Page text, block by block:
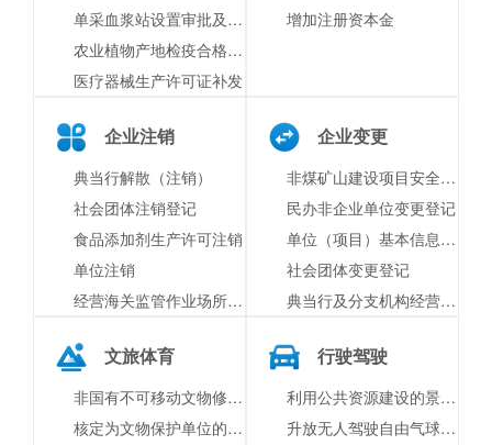
单采血浆站设置审批及许可证核发（注册）
农业植物产地检疫合格证签发
医疗器械生产许可证补发
增加注册资本金
企业注销
典当行解散（注销）
社会团体注销登记
食品添加剂生产许可注销
单位注销
经营海关监管作业场所企业注销
企业变更
非煤矿山建设项目安全设施重大变更设计
民办非企业单位变更登记
单位（项目）基本信息变更
社会团体变更登记
典当行及分支机构经营地址变更
文旅体育
非国有不可移动文物修缮资金给付
核定为文物保护单位的属于国家所有的纪念建筑物或者古建筑改变用途审批
行驶驾驶
利用公共资源建设的景区门票价格及景区内交通运输服务价格
升放无人驾驶自由气球、系留气球单位资质认定